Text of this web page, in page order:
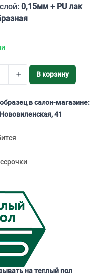
0,15мм + PU лак
В корзину
в салон-магазине:
41
на теплый пол